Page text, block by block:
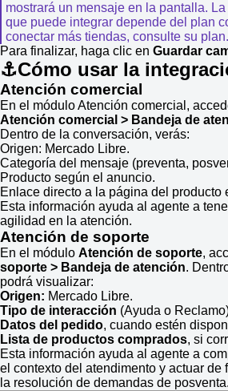
mostrará un mensaje en la pantalla.
que puede integrar depende del plan
conectar más tiendas, consulte su plan.
Para finalizar, haga clic en Guardar
⚓Cómo usar la
Atención comercial
En el módulo Atención comercial,
Atención comercial > Bandeja de
Dentro de la conversación, verás:
Origen: Mercado Libre.
Categoría del mensaje (preventa,
Producto según el anuncio.
Enlace directo a la página del producto
Esta información ayuda al agente a
agilidad en la atención.
Atención de soporte
En el módulo Atención de soporte,
soporte > Bandeja de atención.
podrá visualizar:
Origen: Mercado Libre.
Tipo de interacción (Ayuda o
Datos del pedido, cuando estén
Lista de productos comprados, si
Esta información ayuda al agente a
el contexto del atendimento y actuar de
la resolución de demandas de posventa.